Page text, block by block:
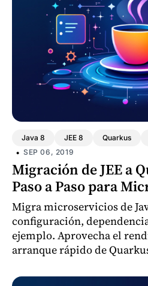
Java 8 JEE 8 Quarkus
• SEP 06, 2019
Migración de JEE a
Paso a Paso para
Migra microservicios de
configuración,
ejemplo. Aprovecha el
arranque rápido de